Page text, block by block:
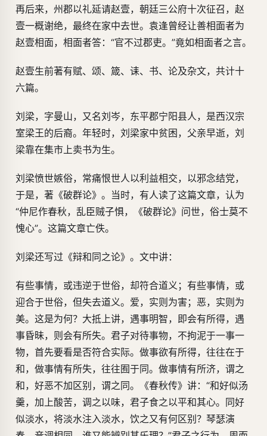
再后来，州郡以礼延请赵壹，朝廷三公府十次征召，赵
壹一概谢绝，最终在家中去世。袁逢曾经让善相面者为
赵壹相面，相面者答：“官不过郡吏。”竟如相面者之言。
赵壹生前著有赋、颂、箴、诔、书、论及杂文，共计十
六篇。
刘梁，字曼山，又名刘岑，东平郡宁阳县人，是西汉宗
室梁王的后裔。年轻时，刘梁家中贫困，父亲早逝，刘
梁靠在集市上卖书为生。
刘梁愤世嫉俗，常痛恨世人以利益相交，以邪念结党，
于是，著《破群论》。当时，有人读了这篇文章，认为
“仲尼作春秋，乱臣贼子惧，《破群论》问世，俗士莫不
愧心”。这篇文章亡佚。
刘梁还写过《辩和同之论》。文中讲：
有些事情，或违逆于世俗，却符合道义；有些事情，或
迎合于世俗，但失去道义。爱，实则为害；恶，实则为
美。这是为何？大抵上讲，遇事明智，即会有所得，遇
事昏昧，则会有所失。君子对待事物，不拘泥于一事一
物，首先要看是否符合实际。做事欲有所得，往往在于
和，做事情有所失，往往囿于同。做事情有所济，谓之
和，好恶不加区别，谓之同。《春秋传》讲：“和好似汤
羹，加上酸苦，调之以味，君子食之以平和其心。同好
似淡水，将淡水注入淡水，饮之又有何区别？琴瑟演